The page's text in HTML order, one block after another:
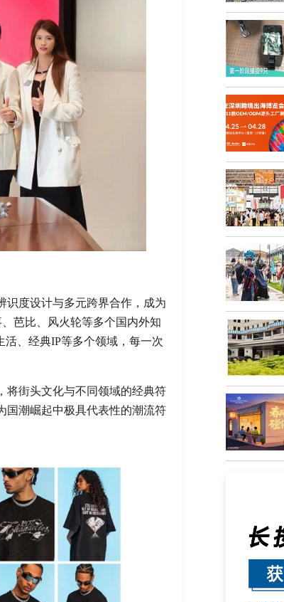
识度设计与多元跨界合作，成为
芭比、风火轮等多个国内外知
、经典IP等多个领域，每一次
将街头文化与不同领域的经典符
国潮崛起中极具代表性的潮流符